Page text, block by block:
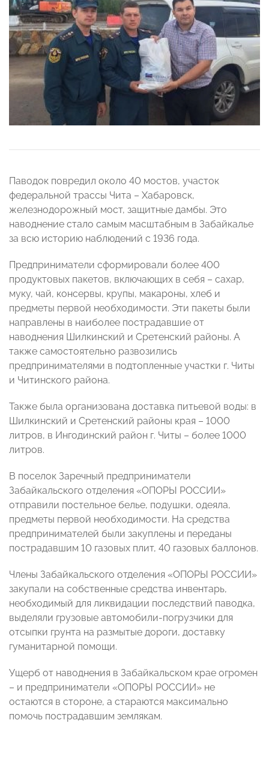
Паводок повредил около 40 мостов, участок
федеральной трассы Чита – Хабаровск,
железнодорожный мост, защитные дамбы. Это
наводнение стало самым масштабным в Забайкалье
за всю историю наблюдений с 1936 года.
Предприниматели сформировали более 400
продуктовых пакетов, включающих в себя – сахар,
муку, чай, консервы, крупы, макароны, хлеб и
предметы первой необходимости. Эти пакеты были
направлены в наиболее пострадавшие от
наводнения Шилкинский и Сретенский районы. А
также самостоятельно развозились
предпринимателями в подтопленные участки г. Читы
и Читинского района.
Также была организована доставка питьевой воды: в
Шилкинский и Сретенский районы края – 1000
литров, в Ингодинский район г. Читы – более 1000
литров.
В поселок Заречный предприниматели
Забайкальского отделения «ОПОРЫ РОССИИ»
отправили постельное белье, подушки, одеяла,
предметы первой необходимости. На средства
предпринимателей были закуплены и переданы
пострадавшим 10 газовых плит, 40 газовых баллонов.
Члены Забайкальского отделения «ОПОРЫ РОССИИ»
закупали на собственные средства инвентарь,
необходимый для ликвидации последствий паводка,
выделяли грузовые автомобили-погрузчики для
отсыпки грунта на размытые дороги, доставку
гуманитарной помощи.
Ущерб от наводнения в Забайкальском крае огромен
– и предприниматели «ОПОРЫ РОССИИ» не
остаются в стороне, а стараются максимально
помочь пострадавшим землякам.